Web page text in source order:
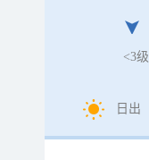
<3级
日出